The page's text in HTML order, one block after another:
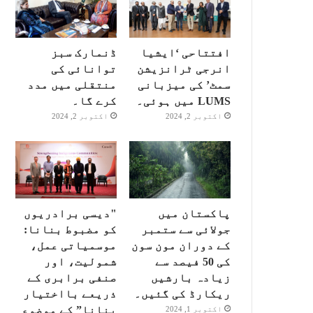
افتتاحی ‘ایشیا
انرجی ٹرانزیشن
سمٹ’ کی میزبانی
LUMS میں ہوئی۔
اکتوبر 2, 2024
ڈنمارک سبز
توانائی کی
منتقلی میں مدد
کرے گا۔
اکتوبر 2, 2024
پاکستان میں
جولائی سے ستمبر
کے دوران مون سون
کی 50 فیصد سے
زیادہ بارشیں
ریکارڈ کی گئیں۔
اکتوبر 1, 2024
"دیسی برادریوں
کو مضبوط بنانا:
موسمیاتی عمل،
شمولیت، اور
صنفی برابری کے
ذریعے بااختیار
بنانا” کے موضوع